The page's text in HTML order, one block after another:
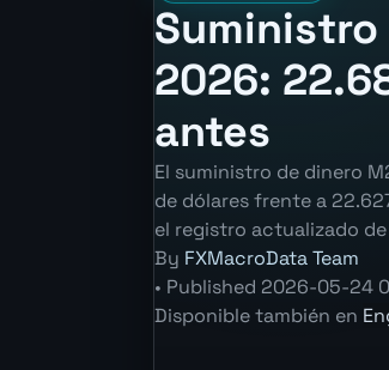
2026:
antes
El suministro de dinero
de dólares frente a
el registro actualizado de
By FXMacroData Team
• Published 2026-05-24
Disponible también en